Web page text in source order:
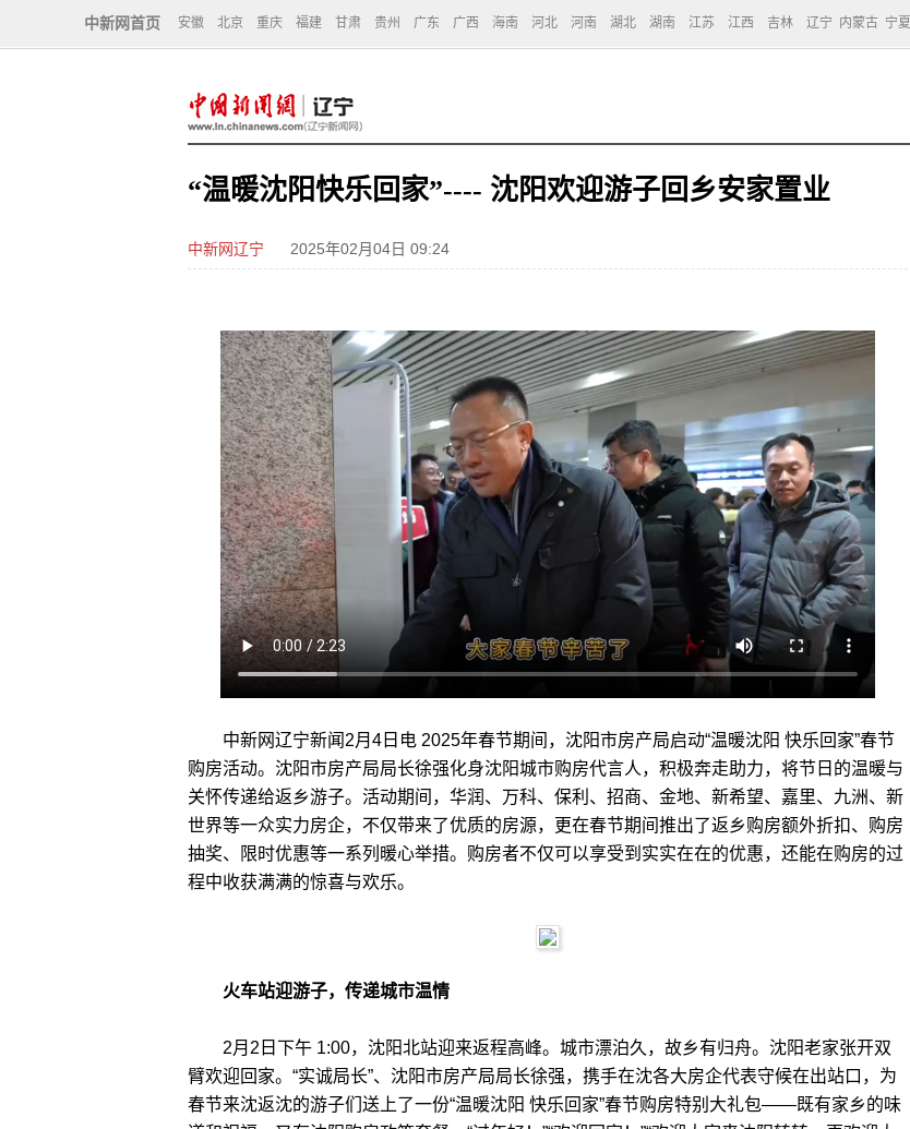
中新网首页 安徽 北京 重庆 福建 甘肃 贵州 广东 广西 海南 河北 河南 湖北 湖南 江苏 江西 吉林 辽宁 内蒙古 宁夏
“温暖沈阳快乐回家”---- 沈阳欢迎游子回乡安家置业
中新网辽宁 2025年02月04日 09:24
中新网辽宁新闻2月4日电 2025年春节期间，沈阳市房产局启动“温暖沈阳 快乐回家”春节
购房活动。沈阳市房产局局长徐强化身沈阳城市购房代言人，积极奔走助力，将节日的温暖与
关怀传递给返乡游子。活动期间，华润、万科、保利、招商、金地、新希望、嘉里、九洲、新
世界等一众实力房企，不仅带来了优质的房源，更在春节期间推出了返乡购房额外折扣、购房
抽奖、限时优惠等一系列暖心举措。购房者不仅可以享受到实实在在的优惠，还能在购房的过
程中收获满满的惊喜与欢乐。
火车站迎游子，传递城市温情
2月2日下午 1:00，沈阳北站迎来返程高峰。城市漂泊久，故乡有归舟。沈阳老家张开双
臂欢迎回家。“实诚局长”、沈阳市房产局局长徐强，携手在沈各大房企代表守候在出站口，为
春节来沈返沈的游子们送上了一份“温暖沈阳 快乐回家”春节购房特别大礼包——既有家乡的味